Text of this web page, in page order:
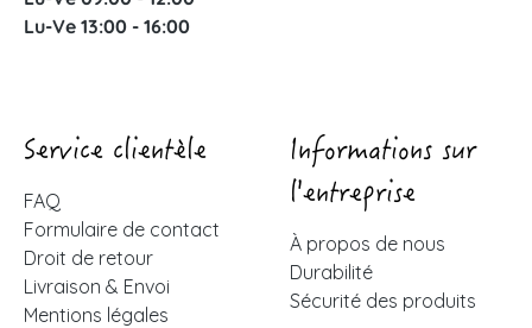
Lu-Ve 13:00 - 16:00
Service clientèle
FAQ
Formulaire de contact
Droit de retour
Livraison & Envoi
Mentions légales
Informations sur
l'entreprise
À propos de nous
Durabilité
Sécurité des produits